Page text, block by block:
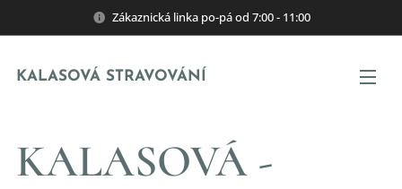
Zákaznická linka po-pá od 7:00 - 11:00
KALASOVÁ STRAVOVÁNÍ
KALASOVÁ -